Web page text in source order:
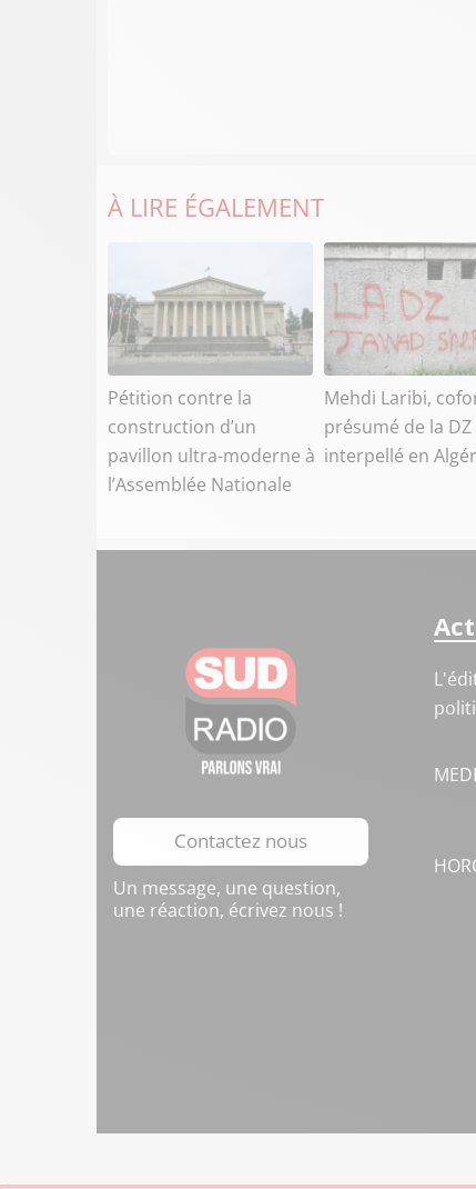
À LIRE ÉGALEMENT
Pétition contre la
construction d’un
pavillon ultra-moderne à
l’Assemblée Nationale
Mehdi Laribi,
présumé de la DZ
interpellé en
Contactez nous
Un message, une question,
une réaction, écrivez nous !